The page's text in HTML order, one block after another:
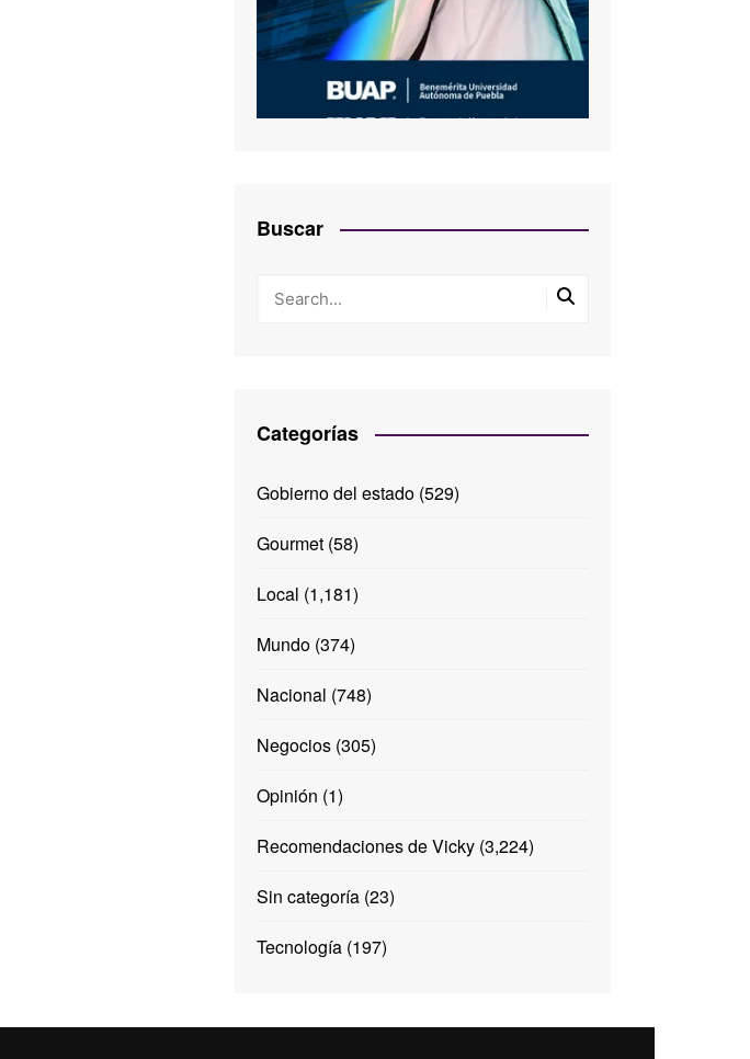
Buscar
Categorías
Gobierno del estado(529)
Gourmet(58)
Local (1,181)
Mundo(374)
Nacional (748)
Negocios(305)
Opinión (1)
Recomendaciones de Vicky(3,224)
Sin categoría(23)
Tecnología(197)